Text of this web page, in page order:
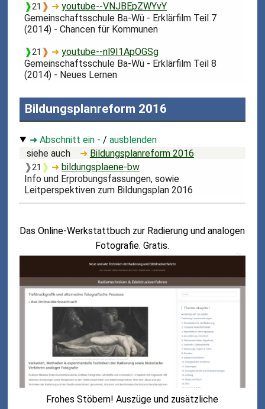
❱21 ❱ ➜youtube--VNJBEpZWYvY
Gemeinschaftsschule Ba-Wü - Erklärfilm Teil 7
(2014) - Chancen für Kommunen
❱21 ❱ ➜youtube--nl9I1ApOGSg
Gemeinschaftsschule Ba-Wü - Erklärfilm Teil 8
(2014) - Neues Lernen
Bildungsplanreform 2016
➜ Abschnitt ein - /ausblenden
siehe auch
➜ Bildungsplanreform 2016
❱21 ❱ ➜ bildungsplaene-bw
Info und Erprobungsfassungen, sowie
Leitperspektiven zum Bildungsplan 2016
Das Online-Werkstattbuch zur Radierung und analogen
Fotografie. Gratis.
Frohes Stöbern! Auszüge und zusätzliche